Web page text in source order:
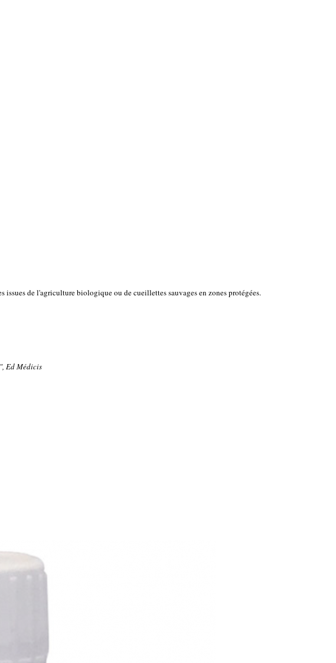
de l'agriculture biologique ou de cueillettes sauvages en zones protégées.
Ed Médicis